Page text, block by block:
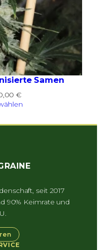
Samen
€Preisspanne:
21,00 €
450,00 €
seit 2017
90% Keimrate und